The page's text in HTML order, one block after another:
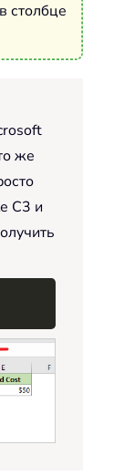
столбце
же
C3 и